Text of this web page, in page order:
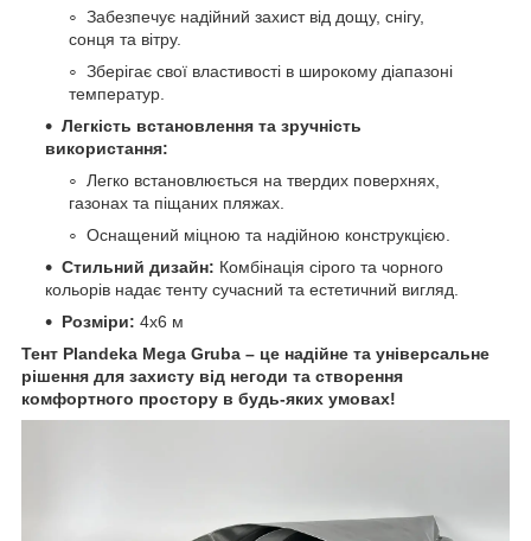
Забезпечує надійний захист від дощу, снігу,
сонця та вітру.
Зберігає свої властивості в широкому діапазоні
температур.
Легкість встановлення та зручність
використання:
Легко встановлюється на твердих поверхнях,
газонах та піщаних пляжах.
Оснащений міцною та надійною конструкцією.
Стильний дизайн: Комбінація сірого та чорного
кольорів надає тенту сучасний та естетичний вигляд.
Розміри: 4х6 м
Тент Plandeka Mega Gruba – це надійне та універсальне
рішення для захисту від негоди та створення
комфортного простору в будь-яких умовах!